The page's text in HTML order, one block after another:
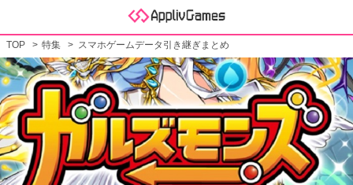
TOP 特集 スマホゲームデータ引き継ぎまとめ